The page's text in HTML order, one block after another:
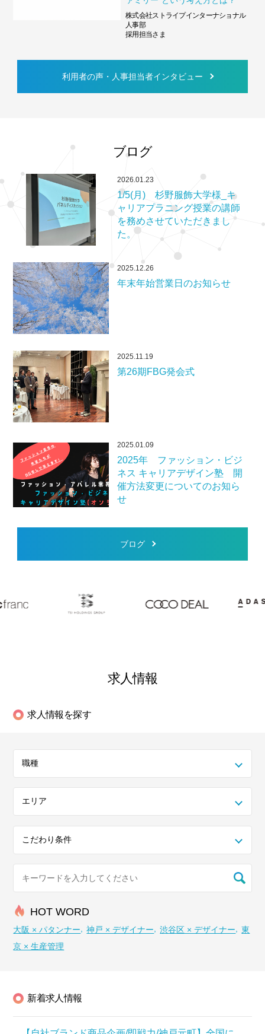
株式会社ストライプインターナショナル
人事部
採用担当さま
利用者の声・人事担当者インタビュー
ブログ
2026.01.23
1/5(月) 杉野服飾大学様_キ
ャリアプラニング授業の講師
を務めさせていただきまし
た。
2025.12.26
年末年始営業日のお知らせ
2025.11.19
第26期FBG発会式
2025.01.09
2025年 ファッション・ビジ
ネス キャリアデザイン塾 開
催方法変更についてのお知ら
せ
ブログ
求人情報
求人情報を探す
HOT WORD
大阪 × パタンナー 神戸 × デザイナー 渋谷区 × デザイナー
東
京 × 生産管理
新着求人情報